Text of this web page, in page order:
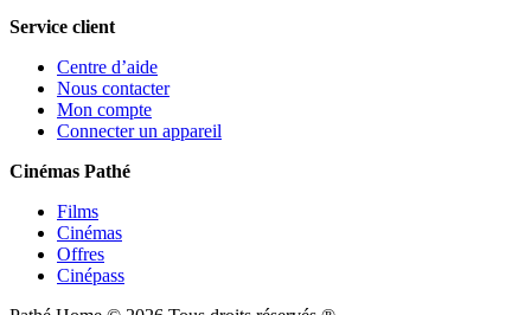
Service client
Centre d’aide
Nous contacter
Mon compte
Connecter un appareil
Cinémas Pathé
Films
Cinémas
Offres
Cinépass